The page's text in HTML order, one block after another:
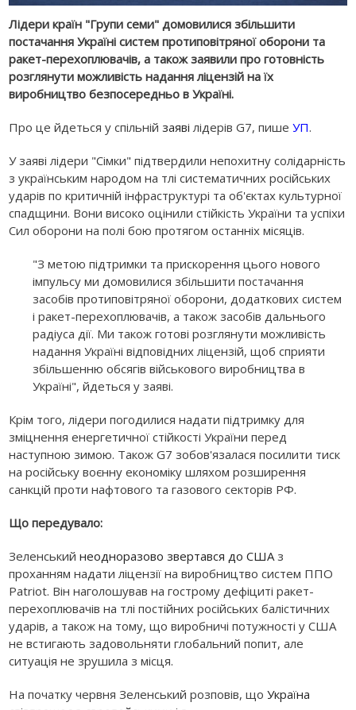
Лідери країн "Групи семи" домовилися збільшити
постачання Україні систем протиповітряної оборони та
ракет-перехоплювачів, а також заявили про готовність
розглянути можливість надання ліцензій на їх
виробництво безпосередньо в Україні.
Про це йдеться у спільнійзаяві лідерів G7, пишеУП.
У заяві лідери "Сімки" підтвердили непохитну солідарність
з українським народом на тлі систематичних російських
ударів по критичній інфраструктурі та об'єктах культурної
спадщини. Вони високо оцінили стійкість України та успіхи
Сил оборони на полі бою протягом останніх місяців.
"З метою підтримки та прискорення цього нового
імпульсу ми домовилися збільшити постачання
засобів протиповітряної оборони, додаткових систем
і ракет-перехоплювачів, а також засобів дальнього
радіуса дії. Ми також готові розглянути можливість
надання Україні відповідних ліцензій, щоб сприяти
збільшенню обсягів військового виробництва в
Україні", йдеться у заяві.
Крім того, лідери погодилися надати підтримку для
зміцнення енергетичної стійкості України перед
наступною зимою. Також G7 зобов'язалася посилити тиск
на російську воєнну економіку шляхом розширення
санкцій проти нафтового та газового секторів РФ.
Що передувало:
Зеленськийнеодноразово звертався до СШАз
проханням надати ліцензії на виробництво систем ППО
Patriot. Він наголошував на гострому дефіциті ракет-
перехоплювачів на тлі постійних російських балістичних
ударів, а також на тому, що виробничі потужності у США
не встигають задовольняти глобальний попит, але
ситуація не зрушила з місця.
На початку червня Зеленський розповів, щоУкраїна